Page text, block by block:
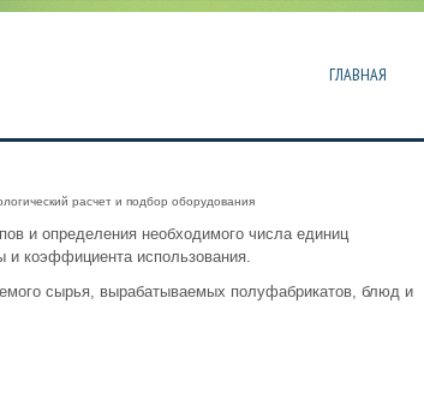
ГЛАВНАЯ
расчет и подбор оборудования
и определения необходимого числа единиц
и коэффициента использования.
сырья, вырабатываемых полуфабрикатов, блюд и